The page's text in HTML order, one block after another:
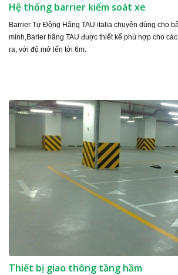
Hệ thống barrier kiểm soát xe
Barrier Tự Động Hãng TAU italia chuyên dùng cho
minh,Barier hãng TAU đuợc thiết kế phù hợp cho
ra, với độ mở lến tới 6m.
Thiết bị giao thông tầng hầm